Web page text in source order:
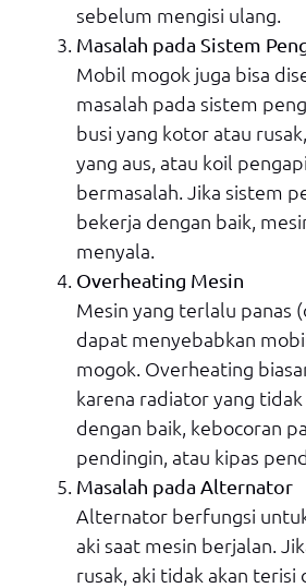
sebelum mengisi ulang.
Masalah pada Sistem
Mobil mogok juga bisa
masalah pada sistem
busi yang kotor atau
yang aus, atau koil
bermasalah. Jika sistem
bekerja dengan baik,
menyala.
Overheating Mesin
Mesin yang terlalu panas
dapat menyebabkan
mogok. Overheating
karena radiator yang
dengan baik, kebocoran
pendingin, atau kipas
Masalah pada Alternator
Alternator berfungsi
aki saat mesin berjalan.
rusak, aki tidak akan terisi